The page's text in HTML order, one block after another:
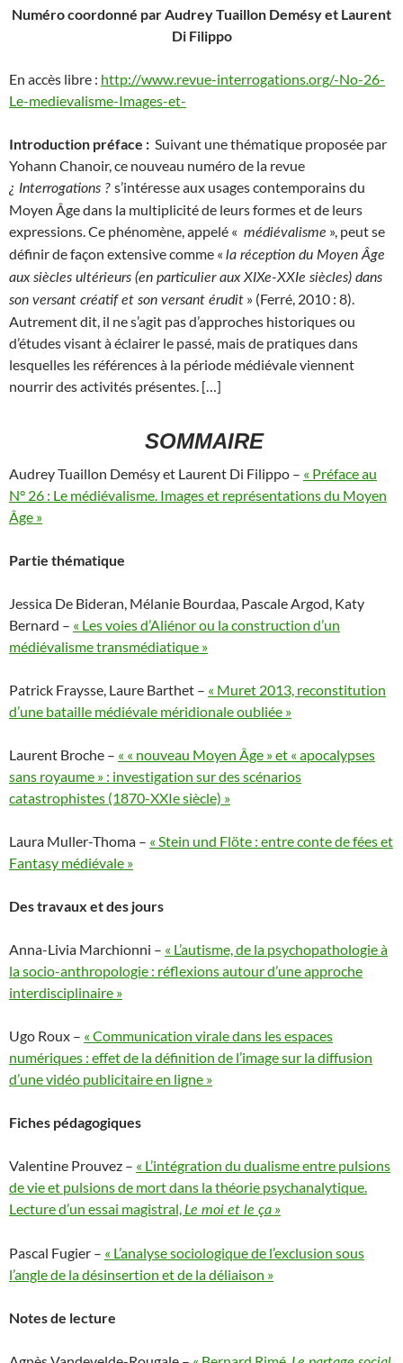
Numéro coordonné par Audrey Tuaillon Demésy et Laurent
Di Filippo
En accès libre : http://www.revue-interrogations.org/-No-26-
Le-medievalisme-Images-et-
Introduction préface : Suivant une thématique proposée par
Yohann Chanoir, ce nouveau numéro de la revue
¿ Interrogations ? s’intéresse aux usages contemporains du
Moyen Âge dans la multiplicité de leurs formes et de leurs
expressions. Ce phénomène, appelé « médiévalisme », peut se
définir de façon extensive comme « la réception du Moyen Âge
aux siècles ultérieurs (en particulier aux XIXe-XXIe siècles) dans
son versant créatif et son versant érudit » (Ferré, 2010 : 8).
Autrement dit, il ne s’agit pas d’approches historiques ou
d’études visant à éclairer le passé, mais de pratiques dans
lesquelles les références à la période médiévale viennent
nourrir des activités présentes. […]
SOMMAIRE
Audrey Tuaillon Demésy et Laurent Di Filippo – « Préface au
N° 26 : Le médiévalisme. Images et représentations du Moyen
Âge »
Partie thématique
Jessica De Bideran, Mélanie Bourdaa, Pascale Argod, Katy
Bernard – « Les voies d’Aliénor ou la construction d’un
médiévalisme transmédiatique »
Patrick Fraysse, Laure Barthet – « Muret 2013, reconstitution
d’une bataille médiévale méridionale oubliée »
Laurent Broche – « « nouveau Moyen Âge » et « apocalypses
sans royaume » : investigation sur des scénarios
catastrophistes (1870-XXIe siècle) »
Laura Muller-Thoma – « Stein und Flöte : entre conte de fées et
Fantasy médiévale »
Des travaux et des jours
Anna-Livia Marchionni – « L’autisme, de la psychopathologie à
la socio-anthropologie : réflexions autour d’une approche
interdisciplinaire »
Ugo Roux – « Communication virale dans les espaces
numériques : effet de la définition de l’image sur la diffusion
d’une vidéo publicitaire en ligne »
Fiches pédagogiques
Valentine Prouvez – « L’intégration du dualisme entre pulsions
de vie et pulsions de mort dans la théorie psychanalytique.
Lecture d’un essai magistral, Le moi et le ça »
Pascal Fugier – « L’analyse sociologique de l’exclusion sous
l’angle de la désinsertion et de la déliaison »
Notes de lecture